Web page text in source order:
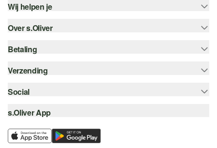
Wij helpen je
Help - FAQ
Top categorieën
Over s.Oliver
Nieuwsbrief
Verlanglijstje
Duurzaamheid
Betaling
Koop op rekening
Klarna
Verzending
Track & Trace
Post NL
Social
instagram
facebook
s.Oliver App